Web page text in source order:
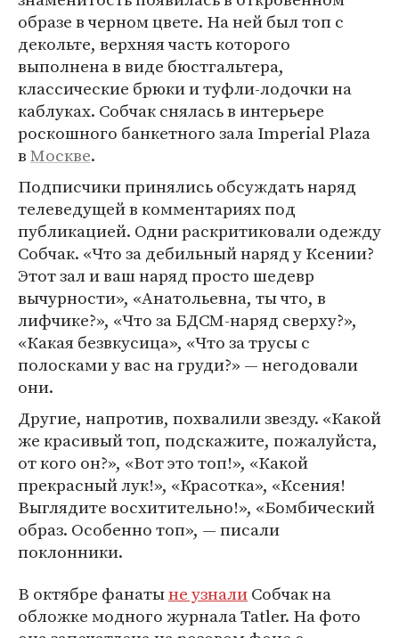
образе в черном цвете. На ней был топ с
декольте, верхняя часть которого
выполнена в виде бюстгальтера,
классические брюки и туфли-лодочки на
каблуках. Собчак снялась в интерьере
роскошного банкетного зала Imperial Plaza
вМоскве.
Подписчики принялись обсуждать наряд
телеведущей в комментариях под
публикацией. Одни раскритиковали одежду
Собчак. «Что за дебильный наряд у Ксении?
Этот зал и ваш наряд просто шедевр
вычурности», «Анатольевна, ты что, в
лифчике?», «Что за БДСМ-наряд сверху?»,
«Какая безвкусица», «Что за трусы с
полосками у вас на груди?» — негодовали
они.
Другие, напротив, похвалили звезду. «Какой
же красивый топ, подскажите, пожалуйста,
от кого он?», «Вот это топ!», «Какой
прекрасный лук!», «Красотка», «Ксения!
Выглядите восхитительно!», «Бомбический
образ. Особенно топ», — писали
поклонники.
В октябре фанатыне узналиСобчак на
обложке модного журнала Tatler. На фото